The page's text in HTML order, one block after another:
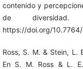
contenido y
de diversidad.
https://doi.org/
Ross, S. M. & Stein, L.
En S. M. Ross & L.